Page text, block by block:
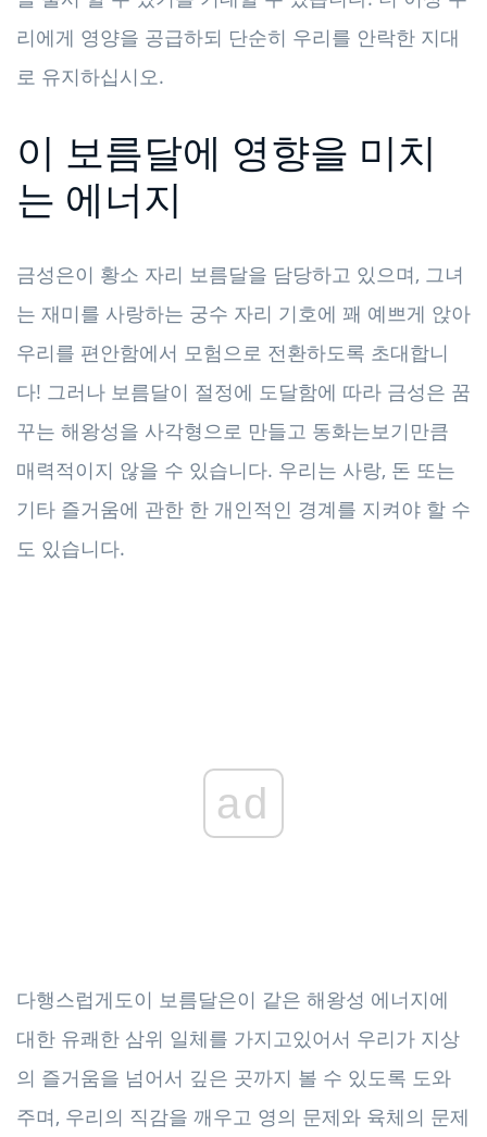
리에게 영양을 공급하되 단순히 우리를 안락한 지대
로 유지하십시오.
이 보름달에 영향을 미치
는 에너지
금성은이 황소 자리 보름달을 담당하고 있으며, 그녀
는 재미를 사랑하는 궁수 자리 기호에 꽤 예쁘게 앉아
우리를 편안함에서 모험으로 전환하도록 초대합니
다! 그러나 보름달이 절정에 도달함에 따라 금성은 꿈
꾸는 해왕성을 사각형으로 만들고 동화는보기만큼
매력적이지 않을 수 있습니다. 우리는 사랑, 돈 또는
기타 즐거움에 관한 한 개인적인 경계를 지켜야 할 수
도 있습니다.
ad
다행스럽게도이 보름달은이 같은 해왕성 에너지에
대한 유쾌한 삼위 일체를 가지고있어서 우리가 지상
의 즐거움을 넘어서 깊은 곳까지 볼 수 있도록 도와
주며, 우리의 직감을 깨우고 영의 문제와 육체의 문제